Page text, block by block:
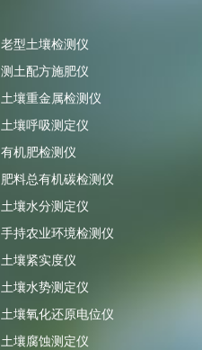
老型土壤检测仪
测土配方施肥仪
土壤重金属检测仪
土壤呼吸测定仪
有机肥检测仪
肥料总有机碳检测仪
土壤水分测定仪
手持农业环境检测仪
土壤紧实度仪
土壤水势测定仪
土壤氧化还原电位仪
土壤腐蚀测定仪